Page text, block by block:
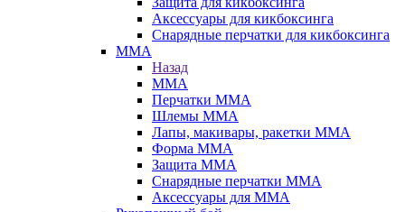
Аксессуары для кикбоксинга
Снарядные перчатки для кикбоксинга
ММА
Назад
ММА
Перчатки ММА
Шлемы ММА
Лапы, макивары, ракетки ММА
Форма ММА
Защита ММА
Снарядные перчатки ММА
Аксессуары для ММА